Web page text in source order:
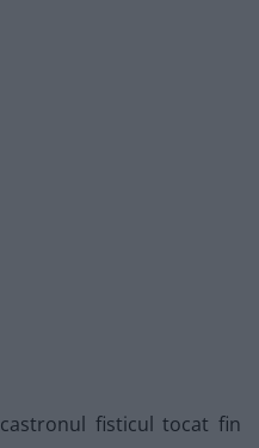
fisticul tocat fin